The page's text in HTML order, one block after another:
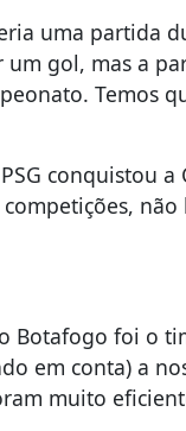
uma partida
gol, mas a
Temos
conquistou a
competições,
Botafogo foi o
em conta) a
muito